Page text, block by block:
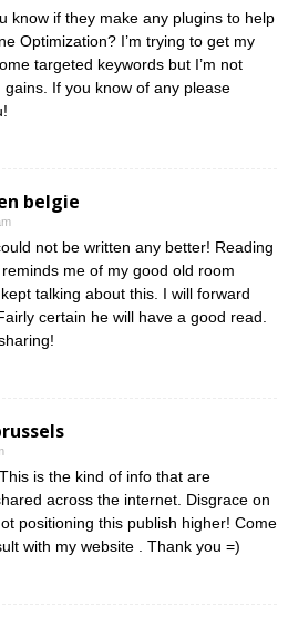
know if they make any plugins to help
Optimization? I’m trying to get my
targeted keywords but I’m not
If you know of any please
belgie
not be written any better! Reading
me of my good old room
talking about this. I will forward
certain he will have a good read.
is the kind of info that are
across the internet. Disgrace on
positioning this publish higher! Come
with my website . Thank you =)